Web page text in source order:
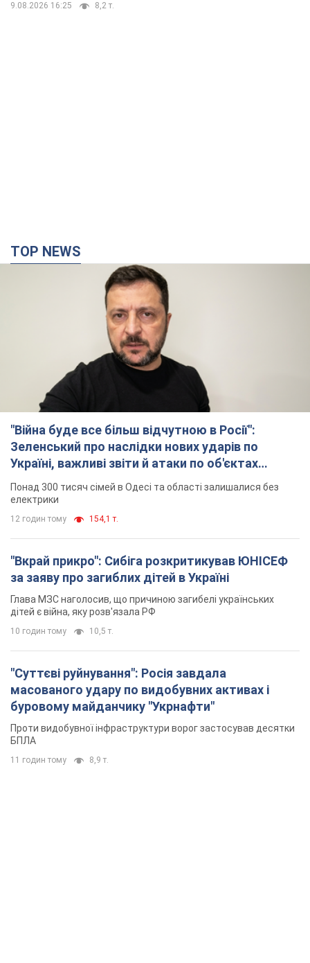
9.08.2026 16:25 8,2 т.
TOP NEWS
"Війна буде все більш відчутною в Росії":
Зеленський про наслідки нових ударів по
Україні, важливі звіти й атаки по об'єктах
ворога. Відео
Понад 300 тисяч сімей в Одесі та області залишалися без
електрики
12 годин тому 154,1 т.
"Вкрай прикро": Сибіга розкритикував ЮНІСЕФ
за заяву про загиблих дітей в Україні
Глава МЗС наголосив, що причиною загибелі українських
дітей є війна, яку розв'язала РФ
10 годин тому 10,5 т.
"Суттєві руйнування": Росія завдала
масованого удару по видобувних активах і
буровому майданчику "Укрнафти"
Проти видобувної інфраструктури ворог застосував десятки
БПЛА
11 годин тому 8,9 т.